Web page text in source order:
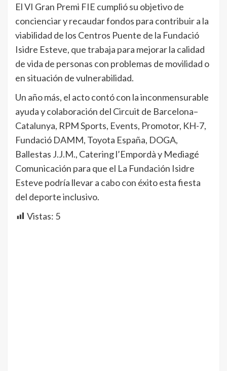
El VI Gran Premi FIE cumplió su objetivo de
concienciar y recaudar fondos para contribuir a la
viabilidad de los Centros Puente de la Fundació
Isidre Esteve, que trabaja para mejorar la calidad
de vida de personas con problemas de movilidad o
en situación de vulnerabilidad.
Un año más, el acto contó con la inconmensurable
ayuda y colaboración del Circuit de Barcelona–
Catalunya, RPM Sports, Events, Promotor, KH-7,
Fundació DAMM, Toyota España, DOGA,
Ballestas J.J.M., Catering l’Empordà y Mediagé
Comunicación para que el La Fundación Isidre
Esteve podría llevar a cabo con éxito esta fiesta
del deporte inclusivo.
Vistas: 5